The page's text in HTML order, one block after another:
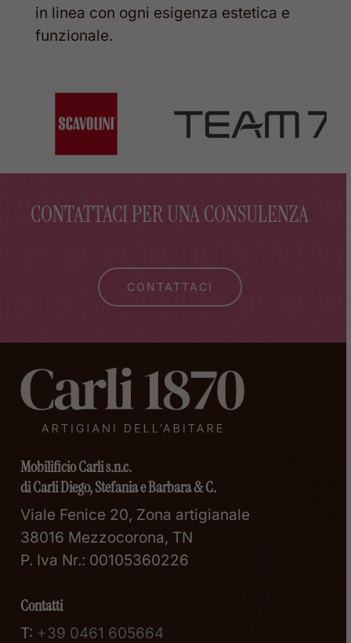
in linea con ogni esigenza estetica e
funzionale.
CONTATTACI PER UNA CONSULENZA
CONTATTACI
Mobilificio Carli s.n.c.
di Carli Diego, Stefania e Barbara & C.
Viale Fenice 20, Zona artigianale
38016 Mezzocorona, TN
P. Iva Nr.: 00105360226
Contatti
T: +39 0461 605664